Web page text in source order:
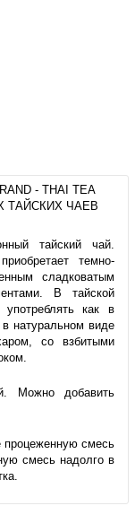
- THAI TEA
ТАЙСКИХ ЧАЕВ
тайский чай.
темно-
сладковатым
В тайской
как в
натуральном виде
со взбитыми
Можно добавить
процеженную смесь
смесь надолго в